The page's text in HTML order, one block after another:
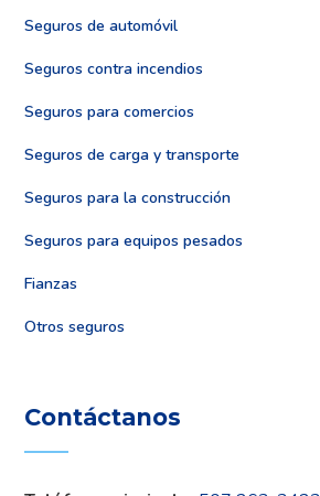
Seguros de automóvil
Seguros contra incendios
Seguros para comercios
Seguros de carga y transporte
Seguros para la construcción
Seguros para equipos pesados
Fianzas
Otros seguros
Contáctanos